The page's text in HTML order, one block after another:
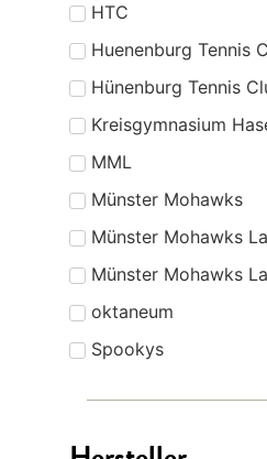
HTC
Huenenburg Tennis
Hünenburg Tennis
Kreisgymnasium
MML
Münster Mohawks
Münster Mohawks
Münster Mohawks
oktaneum
Spookys